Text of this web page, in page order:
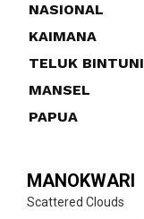
NASIONAL
KAIMANA
TELUK BINTUNI
MANSEL
PAPUA
MANOKWARI
Scattered Clouds